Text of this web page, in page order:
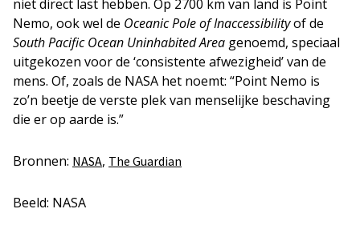
niet direct last hebben. Op 2700 km van land is Point
Nemo, ook wel de Oceanic Pole of Inaccessibilityof de
South Pacific Ocean Uninhabited Area genoemd, speciaal
uitgekozen voor de ‘consistente afwezigheid’ van de
mens. Of, zoals de NASA het noemt: “Point Nemo is
zo’n beetje de verste plek van menselijke beschaving
die er op aarde is.”
Bronnen: NASA, The Guardian
Beeld: NASA